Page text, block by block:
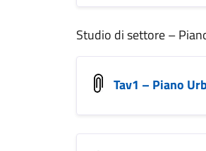
Studio di settore –
Tav1 – Piano